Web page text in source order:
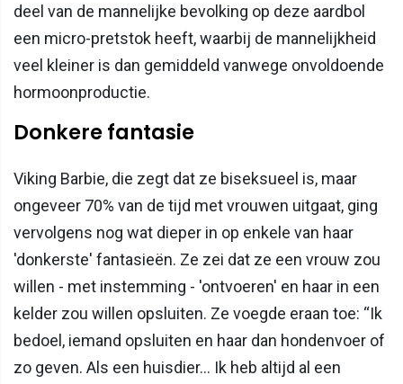
deel van de mannelijke bevolking op deze aardbol
een micro-pretstok heeft, waarbij de mannelijkheid
veel kleiner is dan gemiddeld vanwege onvoldoende
hormoonproductie.
Donkere fantasie
Viking Barbie, die zegt dat ze biseksueel is, maar
ongeveer 70% van de tijd met vrouwen uitgaat, ging
vervolgens nog wat dieper in op enkele van haar
'donkerste' fantasieën. Ze zei dat ze een vrouw zou
willen - met instemming - 'ontvoeren' en haar in een
kelder zou willen opsluiten. Ze voegde eraan toe: “Ik
bedoel, iemand opsluiten en haar dan hondenvoer of
zo geven. Als een huisdier... Ik heb altijd al een